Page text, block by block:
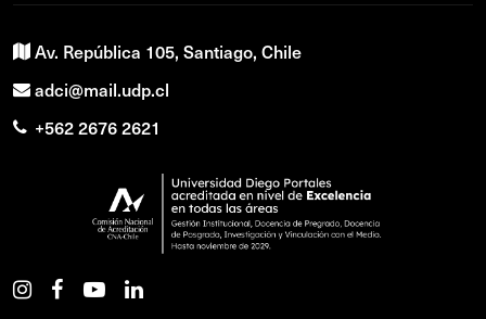
Av. República 105, Santiago, Chile
adci@mail.udp.cl
+562 2676 2621